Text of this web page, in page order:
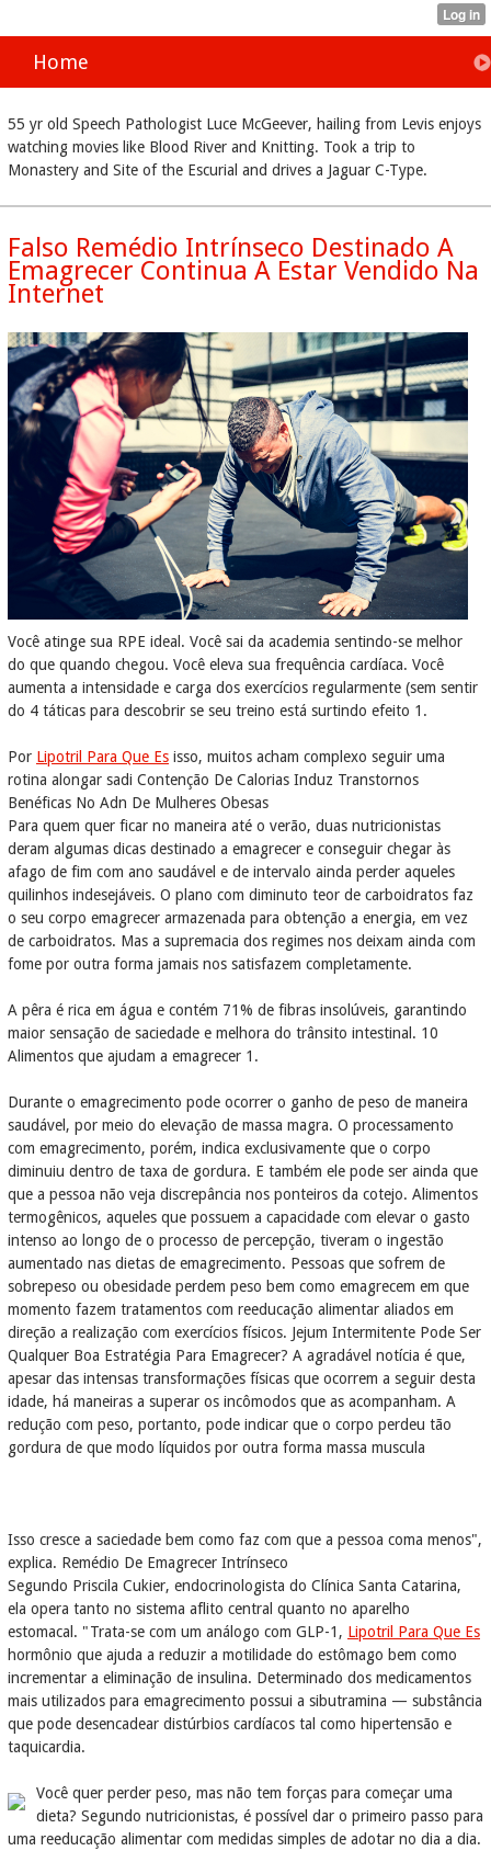
Home
55 yr old Speech Pathologist Luce McGeever, hailing from Levis enjoys
watching movies like Blood River and Knitting. Took a trip to
Monastery and Site of the Escurial and drives a Jaguar C-Type.
Falso Remédio Intrínseco Destinado A
Emagrecer Continua A Estar Vendido Na
Internet
Você atinge sua RPE ideal. Você sai da academia sentindo-se melhor
do que quando chegou. Você eleva sua frequência cardíaca. Você
aumenta a intensidade e carga dos exercícios regularmente (sem sentir
do 4 táticas para descobrir se seu treino está surtindo efeito 1.
Por Lipotril Para Que Es isso, muitos acham complexo seguir uma
rotina alongar sadi Contenção De Calorias Induz Transtornos
Benéficas No Adn De Mulheres Obesas
Para quem quer ficar no maneira até o verão, duas nutricionistas
deram algumas dicas destinado a emagrecer e conseguir chegar às
afago de fim com ano saudável e de intervalo ainda perder aqueles
quilinhos indesejáveis. O plano com diminuto teor de carboidratos faz
o seu corpo emagrecer armazenada para obtenção a energia, em vez
de carboidratos. Mas a supremacia dos regimes nos deixam ainda com
fome por outra forma jamais nos satisfazem completamente.
A pêra é rica em água e contém 71% de fibras insolúveis, garantindo
maior sensação de saciedade e melhora do trânsito intestinal. 10
Alimentos que ajudam a emagrecer 1.
Durante o emagrecimento pode ocorrer o ganho de peso de maneira
saudável, por meio do elevação de massa magra. O processamento
com emagrecimento, porém, indica exclusivamente que o corpo
diminuiu dentro de taxa de gordura. E também ele pode ser ainda que
que a pessoa não veja discrepância nos ponteiros da cotejo. Alimentos
termogênicos, aqueles que possuem a capacidade com elevar o gasto
intenso ao longo de o processo de percepção, tiveram o ingestão
aumentado nas dietas de emagrecimento. Pessoas que sofrem de
sobrepeso ou obesidade perdem peso bem como emagrecem em que
momento fazem tratamentos com reeducação alimentar aliados em
direção a realização com exercícios físicos. Jejum Intermitente Pode Ser
Qualquer Boa Estratégia Para Emagrecer? A agradável notícia é que,
apesar das intensas transformações físicas que ocorrem a seguir desta
idade, há maneiras a superar os incômodos que as acompanham. A
redução com peso, portanto, pode indicar que o corpo perdeu tão
gordura de que modo líquidos por outra forma massa muscula
Isso cresce a saciedade bem como faz com que a pessoa coma menos",
explica. Remédio De Emagrecer Intrínseco
Segundo Priscila Cukier, endocrinologista do Clínica Santa Catarina,
ela opera tanto no sistema aflito central quanto no aparelho
estomacal. "Trata-se com um análogo com GLP-1, Lipotril Para Que Es
hormônio que ajuda a reduzir a motilidade do estômago bem como
incrementar a eliminação de insulina. Determinado dos medicamentos
mais utilizados para emagrecimento possui a sibutramina — substância
que pode desencadear distúrbios cardíacos tal como hipertensão e
taquicardia.
Você quer perder peso, mas não tem forças para começar uma
dieta? Segundo nutricionistas, é possível dar o primeiro passo para
uma reeducação alimentar com medidas simples de adotar no dia a dia.